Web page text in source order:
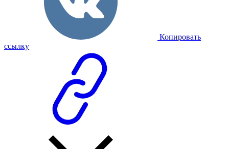
Копировать
ссылку